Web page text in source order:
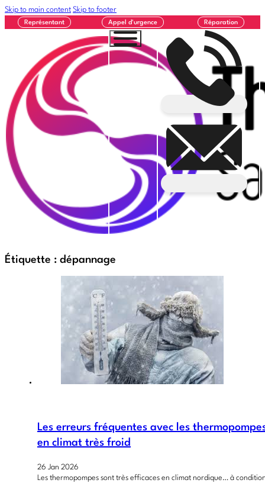
Skip to main content Skip to footer
Représentant Appel d'urgence Réparation
Étiquette : dépannage
Les erreurs fréquentes avec les
en climat très froid
26 Jan 2026
Les thermopompes sont très efficaces en climat nordique… à